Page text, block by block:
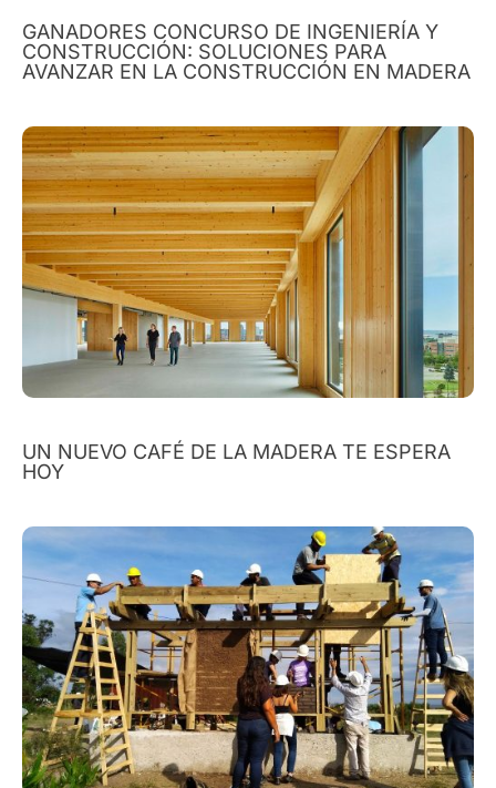
GANADORES CONCURSO DE INGENIERÍA Y
CONSTRUCCIÓN: SOLUCIONES PARA
AVANZAR EN LA CONSTRUCCIÓN EN MADERA
UN NUEVO CAFÉ DE LA MADERA TE ESPERA
HOY